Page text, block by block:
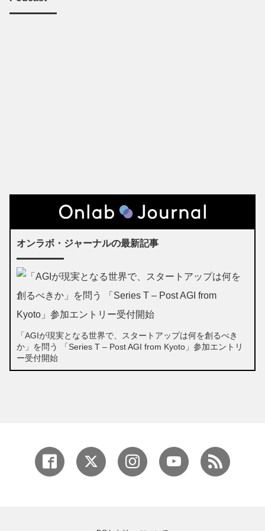
オンラボ・ジャーナルの最新記事
「AGIが現実となる世界で、スタートアップは何を創るべき
か」を問う 「Series T – Post AGI from Kyoto」参加エントリ
ー受付開始